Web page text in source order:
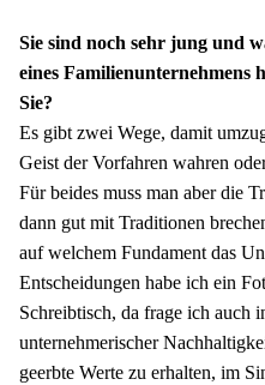
Sie sind noch sehr jung und
eines Familienunternehmens
Sie?
Es gibt zwei Wege, damit
Geist der Vorfahren wahren
Für beides muss man aber die
dann gut mit Traditionen
auf welchem Fundament das
Entscheidungen habe ich ein
Schreibtisch, da frage ich auch
unternehmerischer
geerbte Werte zu erhalten, im